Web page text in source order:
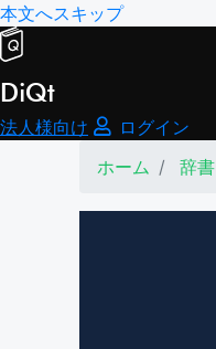
本文へスキップ
DiQt
法人様向け
ログイン
ホーム
辞書